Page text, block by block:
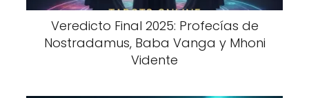
Veredicto Final 2025: Profecías de
Nostradamus, Baba Vanga y Mhoni
Vidente